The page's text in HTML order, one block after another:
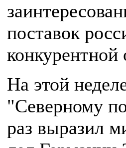
поставок
конкурентной
На этой
"Северному
раз выразил